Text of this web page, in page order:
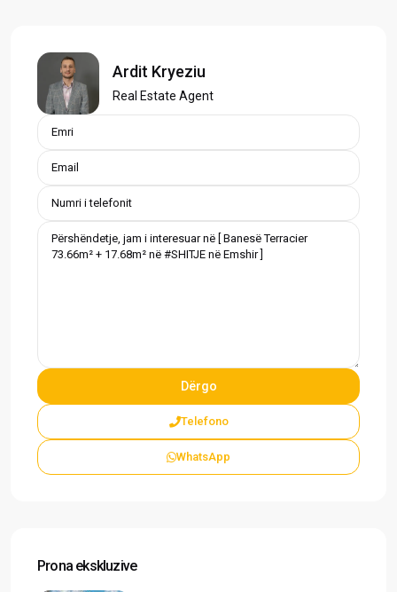
Ardit Kryeziu
Real Estate Agent
Telefono
WhatsApp
Prona ekskluzive